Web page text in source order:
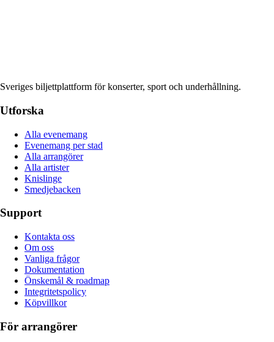
Sveriges biljettplattform för konserter, sport och underhållning.
Utforska
Alla evenemang
Evenemang per stad
Alla arrangörer
Alla artister
Knislinge
Smedjebacken
Support
Kontakta oss
Om oss
Vanliga frågor
Dokumentation
Önskemål & roadmap
Integritetspolicy
Köpvillkor
För arrangörer